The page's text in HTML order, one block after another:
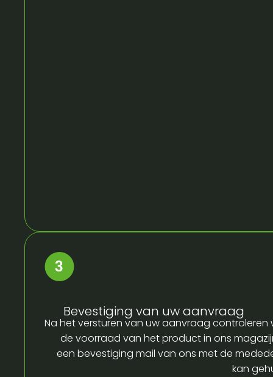
Bevestiging van uw aanvraag
Na het versturen van uw aanvraag controleren
de voorraad van het product in ons
een bevestiging mail van ons met de
kan